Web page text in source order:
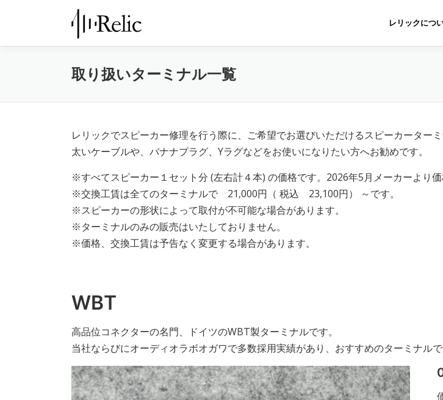
レリックにつ
取り扱いターミナル一覧
レリックでスピーカー修理を行う際に、ご希望でお選びいただけるスピーカーターミ
太いケーブルや、バナナプラグ、Yラグなどをお使いになりたい方へお勧めです。
※すべてスピーカー１セット分 (左右計４本) の価格です。2026年5月メーカーより価
※交換工賃は全てのターミナルで 21,000円（ 税込 23,100円） ～です。
※スピーカーの形状によって取付が不可能な場合があります。
※ターミナルのみの販売はいたしておりません。
※価格、交換工賃は予告なく変更する場合があります。
WBT
高品位コネクターの名門、ドイツのWBT製ターミナルです。
当社ならびにオーディオラボオガワで多数採用実績があり、おすすめのターミナルで